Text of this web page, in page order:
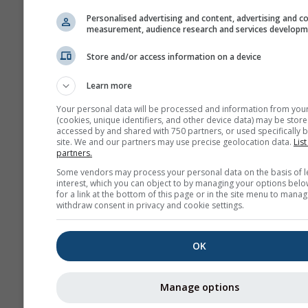
Wygląd
Tło
Z obrazem tła
Z kolorem tła
Bez tła: jasny tekst
Więcej danych
Personalised advertising and content, advertising and
measurement, audience research and services
Store and/or access information on a device
Learn more
Your personal data will be processed and information from
(cookies, unique identifiers, and other device data) may be
accessed by and shared with 750 partners, or used specifically
site. We and our partners may use precise geolocation data.
partners.
Some vendors may process your personal data on the basis of
interest, which you can object to by managing your options
for a link at the bottom of this page or in the site menu to
withdraw consent in privacy and cookie settings.
OK
Manage options